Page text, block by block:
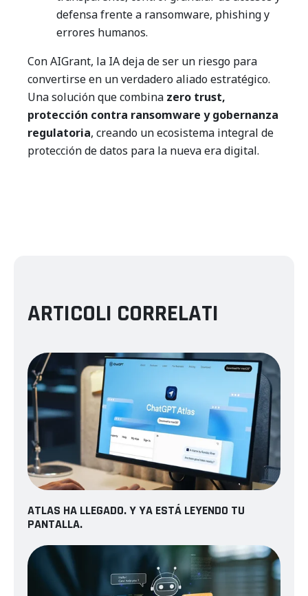
defensa frente a ransomware, phishing y
errores humanos.
Con AIGrant, la IA deja de ser un riesgo para
convertirse en un verdadero aliado estratégico.
Una solución que combina zero trust,
protección contra ransomware y gobernanza
regulatoria, creando un ecosistema integral de
protección de datos para la nueva era digital.
ARTICOLI CORRELATI
ATLAS HA LLEGADO. Y YA ESTÁ LEYENDO TU
PANTALLA.